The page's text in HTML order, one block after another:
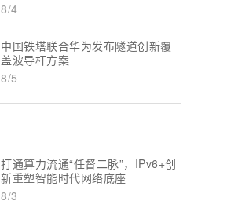
8/4
中国铁塔联合华为发布隧道创新覆
盖波导杆方案
8/5
打通算力流通“任督二脉”，IPv6+创
新重塑智能时代网络底座
8/3